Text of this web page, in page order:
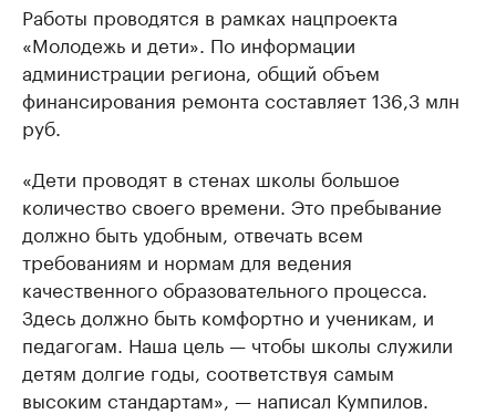
Работы проводятся в рамках нацпроекта
«Молодежь и дети». По информации
администрации региона, общий объем
финансирования ремонта составляет 136,3 млн
руб.
«Дети проводят в стенах школы большое
количество своего времени. Это пребывание
должно быть удобным, отвечать всем
требованиям и нормам для ведения
качественного образовательного процесса.
Здесь должно быть комфортно и ученикам, и
педагогам. Наша цель — чтобы школы служили
детям долгие годы, соответствуя самым
высоким стандартам», — написал Кумпилов.